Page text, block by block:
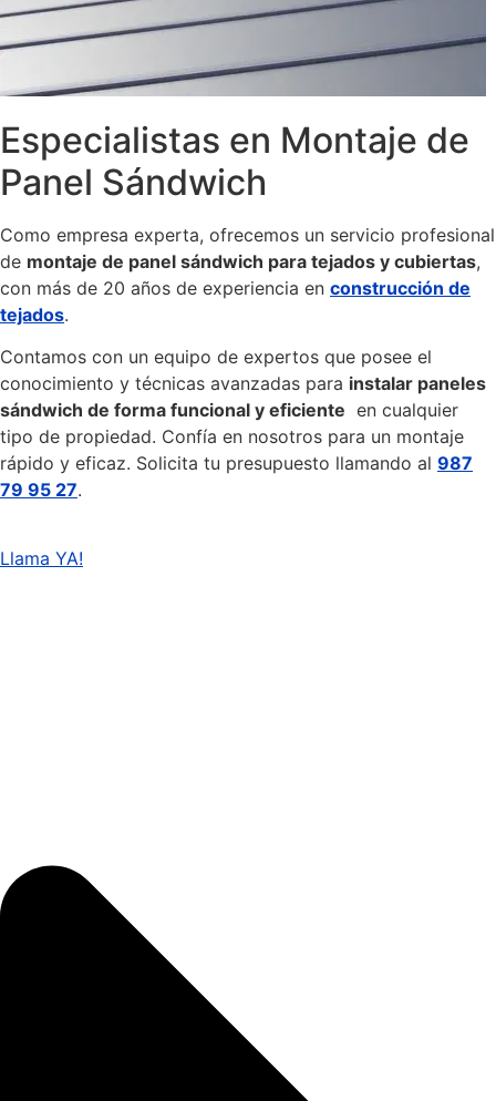
Especialistas en Montaje de
Panel Sándwich
Como empresa experta, ofrecemos un servicio profesional
de montaje de panel sándwich para tejados y cubiertas,
con más de 20 años de experiencia en construcción de
tejados.
Contamos con un equipo de expertos que posee el
conocimiento y técnicas avanzadas para instalar paneles
sándwich de forma funcional y eficiente en cualquier
tipo de propiedad. Confía en nosotros para un montaje
rápido y eficaz. Solicita tu presupuesto llamando al 987
79 95 27.
Llama YA!